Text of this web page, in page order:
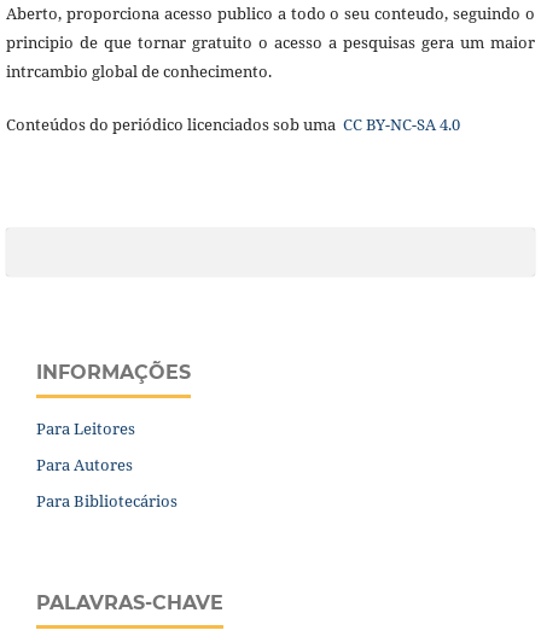
Aberto, proporciona acesso publico a todo o seu conteudo, seguindo o
principio de que tornar gratuito o acesso a pesquisas gera um maior
intrcambio global de conhecimento.
Conteúdos do periódico licenciados sob uma CC BY-NC-SA 4.0
INFORMAÇÕES
Para Leitores
Para Autores
Para Bibliotecários
PALAVRAS-CHAVE